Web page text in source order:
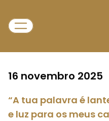
16 novembro 2025
“A tua palavra é
e luz para os meus